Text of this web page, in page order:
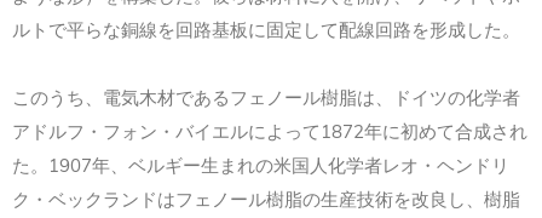
ルトで平らな銅線を回路基板に固定して配線回路を形成した。
このうち、電気木材であるフェノール樹脂は、ドイツの化学者
アドルフ・フォン・バイエルによって1872年に初めて合成され
た。1907年、ベルギー生まれの米国人化学者レオ・ヘンドリ
ク・ベックランドはフェノール樹脂の生産技術を改良し、樹脂